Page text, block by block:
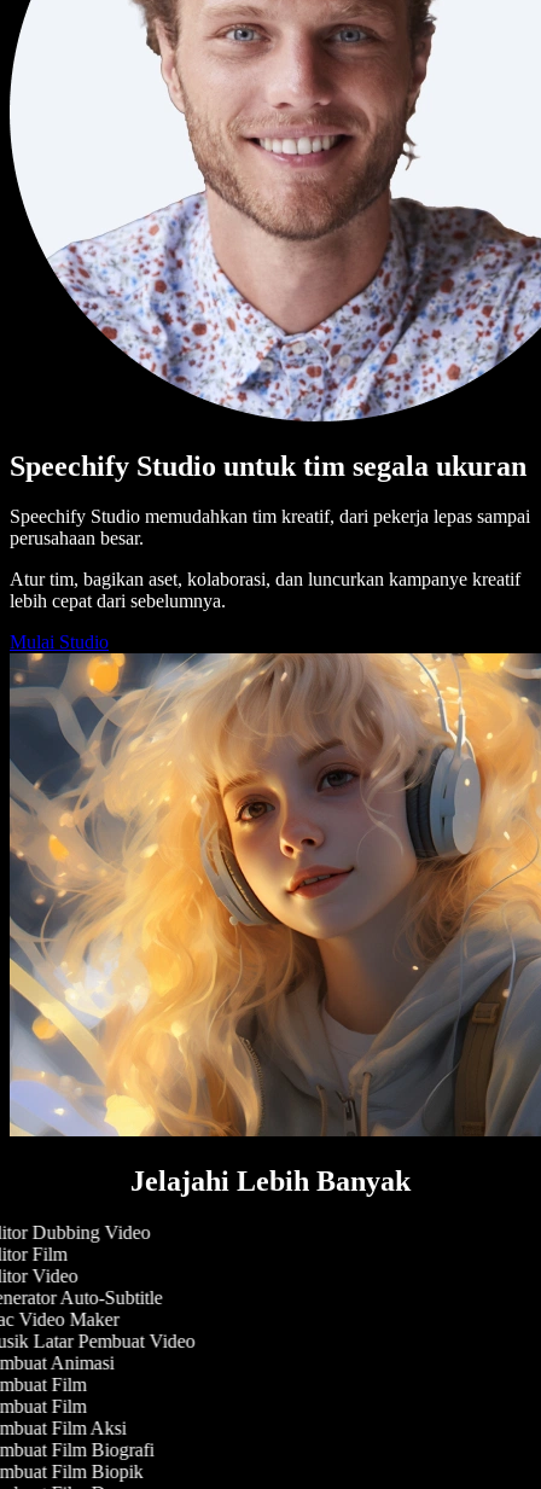
Speechify Studio untuk tim segala ukuran
Speechify Studio memudahkan tim kreatif, dari pekerja lepas sampai
perusahaan besar.
Atur tim, bagikan aset, kolaborasi, dan luncurkan kampanye kreatif
lebih cepat dari sebelumnya.
Mulai Studio
Jelajahi Lebih Banyak
Dubbing Video
Film
Video
Auto-Subtitle
Video Maker
Latar Pembuat Video
Animasi
Film
Film
Film Aksi
Film Biografi
Film Biopik